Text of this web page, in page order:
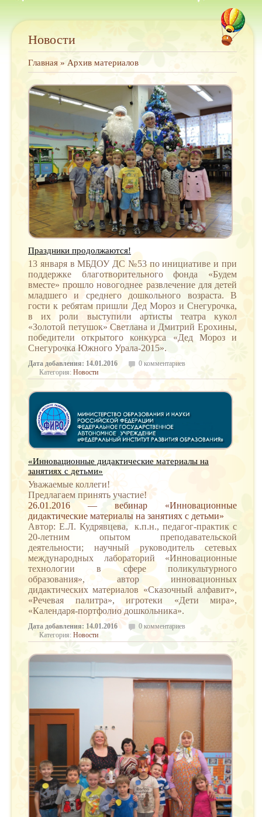
Новости
Главная » Архив материалов
Праздники продолжаются!
13 января в МБДОУ ДС №53 по инициативе и при
поддержке благотворительного фонда «Будем
вместе» прошло новогоднее развлечение для детей
младшего и среднего дошкольного возраста. В
гости к ребятам пришли Дед Мороз и Снегурочка,
в их роли выступили артисты театра кукол
«Золотой петушок» Светлана и Дмитрий Ерохины,
победители открытого конкурса «Дед Мороз и
Снегурочка Южного Урала-2015».
Дата добавления: 14.01.2016
0 комментариев
Категория: Новости
«Инновационные дидактические материалы на
занятиях с детьми»
Уважаемые коллеги!
Предлагаем принять участие!
26.01.2016 — вебинар «Инновационные
дидактические материалы на занятиях с детьми»
Автор: Е.Л. Кудрявцева, к.п.н., педагог-практик с
20-летним опытом преподавательской
деятельности; научный руководитель сетевых
международных лабораторий «Инновационные
технологии в сфере поликультурного
образования», автор инновационных
дидактических материалов «Сказочный алфавит»,
«Речевая палитра», игротеки «Дети мира»,
«Календаря-портфолио дошкольника».
Дата добавления: 14.01.2016
0 комментариев
Категория: Новости